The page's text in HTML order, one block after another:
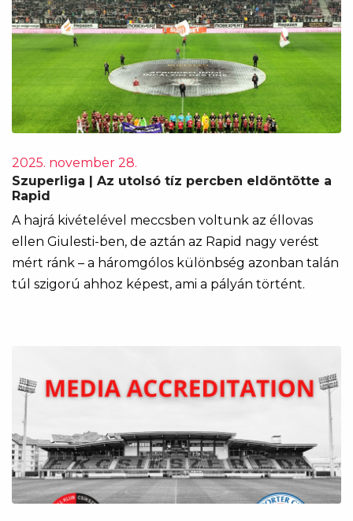
2025. november 28.
Szuperliga | Az utolsó tíz percben eldöntötte a
Rapid
A hajrá kivételével meccsben voltunk az éllovas
ellen Giulesti-ben, de aztán az Rapid nagy verést
mért ránk – a háromgólos különbség azonban talán
túl szigorú ahhoz képest, ami a pályán történt.